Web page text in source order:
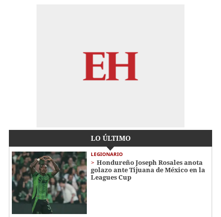
LO ÚLTIMO
LEGIONARIO
Hondureño Joseph Rosales anota
golazo ante Tijuana de México en la
Leagues Cup